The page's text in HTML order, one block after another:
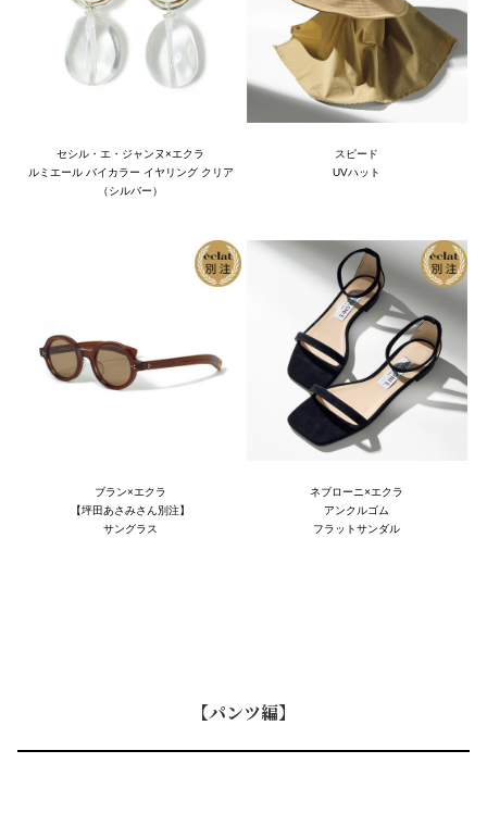
セシル・エ・ジャンヌ×エクラ
ルミエール バイカラー イヤリング クリア
（シルバー）
スピード
UVハット
ブラン×エクラ
【坪田あさみさん別注】
サングラス
ネブローニ×エクラ
アンクルゴム
フラットサンダル
【パンツ編】